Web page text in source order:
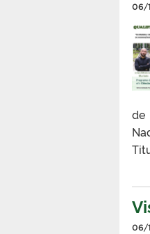
06/
de
06/